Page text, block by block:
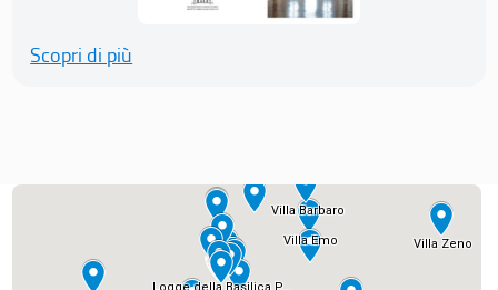
Scopri di più